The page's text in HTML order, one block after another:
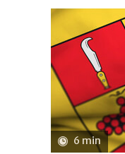
6 min